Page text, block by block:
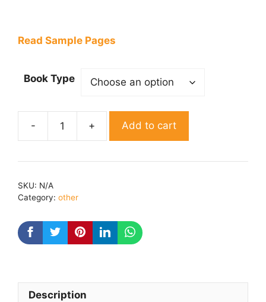
Read Sample Pages
Book Type
Shant
se
Add to cart
SKU: N/A
Category: other
Description